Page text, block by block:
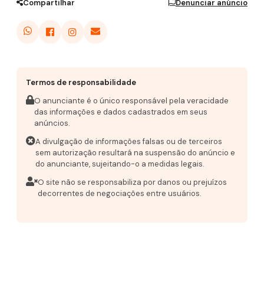
Compartilhar Denunciar anúncio
Termos de responsabilidade
O anunciante é o único responsável pela veracidade
das informações e dados cadastrados em seus
anúncios.
A divulgação de informações falsas ou de terceiros
sem autorização resultará na suspensão do anúncio e
do anunciante, sujeitando-o a medidas legais.
O site não se responsabiliza por danos ou prejuízos
decorrentes de negociações entre usuários.